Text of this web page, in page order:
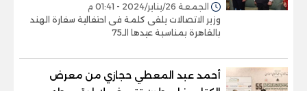
الجمعة 26/يناير/2024 - 01:41 م
وزير الاتصالات يلقى كلمة فى احتفالية سفارة الهند
بالقاهرة بمناسبة عيدها الـ75
أحمد عبد المعطي حجازي من معرض